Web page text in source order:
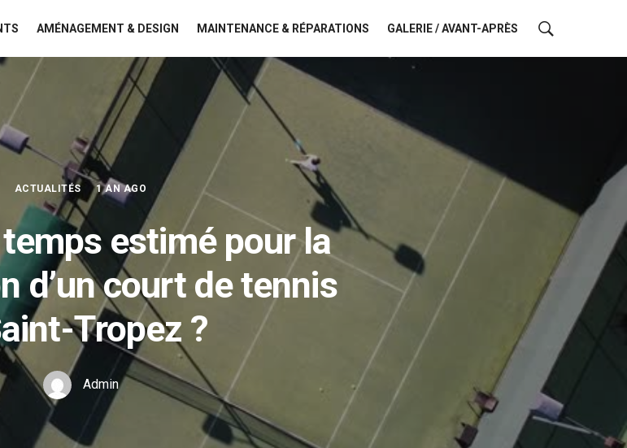
AMÉNAGEMENT & DESIGN MAINTENANCE & RÉPARATIONS GALERIE / AVANT-APRÈS
ACTUALITÉS 1 AN AGO
estimé pour la
d’un court de tennis
Tropez ?
Admin